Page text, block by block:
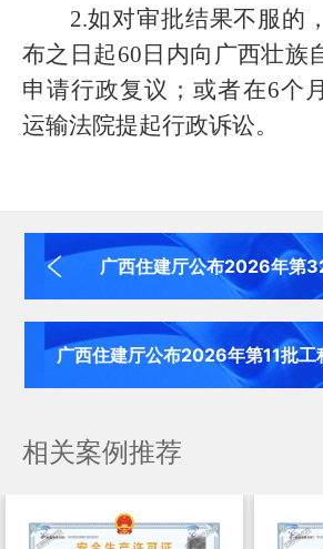
2.如对审批结果不服的
布之日起60 日内向广西壮族
申请行政复议；或者在6个
运输法院提起行政诉讼。
广西住建厅公布2026年第
广西住建厅公布2026年第11批工
相关案例推荐